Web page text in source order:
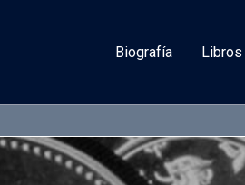
Biografía Libros